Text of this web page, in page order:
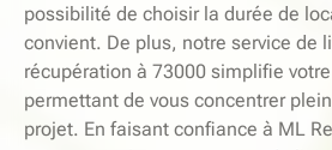
possibilité de choisir la durée de
convient. De plus, notre service de
récupération à 73000 simplifie
permettant de vous concentrer
projet. En faisant confiance à ML